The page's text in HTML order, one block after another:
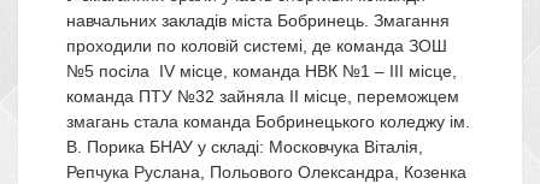
навчальних закладів міста Бобринець. Змагання
проходили по коловій системі, де команда ЗОШ
№5 посіла IV місце, команда НВК №1 – III місце,
команда ПТУ №32 зайняла II місце, переможцем
змагань стала команда Бобринецького коледжу ім.
В. Порика БНАУ у складі: Московчука Віталія,
Репчука Руслана, Польового Олександра, Козенка